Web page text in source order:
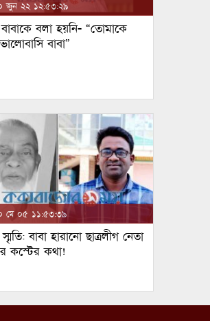
জুন ২২ ১২:৫৩:২৯
বলা হয়নি- “তোমাকে
বাবা”
মে ০৫ ১১:৫৩:৩৯
বাবা হারানো ছাত্রলীগ নেতা
কস্টের কথা!